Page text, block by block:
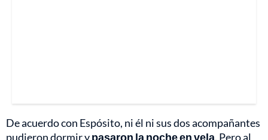
De acuerdo con Espósito, ni él ni sus dos acompañantes
pudieron dormir ypasaron la noche en vela. Pero al